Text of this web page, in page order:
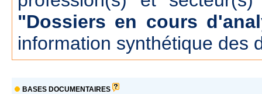
"Dossiers en cours
information synthétique des
BASES DOCUMENTAIRES